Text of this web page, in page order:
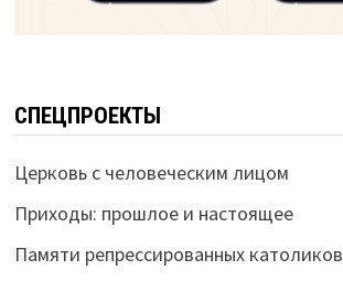
СПЕЦПРОЕКТЫ
Церковь с человеческим лицом
Приходы: прошлое и настоящее
Памяти репрессированных католиков